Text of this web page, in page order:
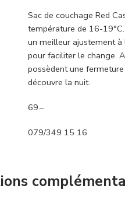
Sac de couchage Red
température de 16-
un meilleur ajustement
pour faciliter le change.
possèdent une fermeture
découvre la nuit.
69.–
079/349 15 16